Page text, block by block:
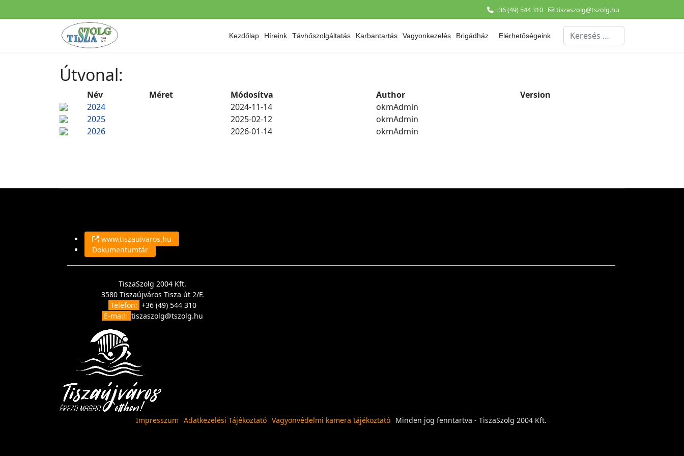
+36 (49) 544 310 tiszaszolg@tszolg.hu
Kezdőlap Híreink Távhőszolgáltatás Karbantartás Vagyonkezelés Brigádház Elérhetőségeink Keresés...
Útvonal:
Név Méret Módosítva Author
Version
2024
2024-11-14
okmAdmin
2025
2025-02-12
okmAdmin
2026
2026-01-14 okmAdmin
www.tiszaujvaros.hu
Dokumentumtár
TiszaSzolg 2004 Kft.
3580 Tiszaújváros Tisza út 2/F.
Telefon: +36 (49) 544 310
E-mail:tiszaszolg@tszolg.hu
Impresszum Adatkezelési Tájékoztató Vagyonvédelmi kamera tájékoztató Minden jog fenntartva - TiszaSzolg 2004 Kft.